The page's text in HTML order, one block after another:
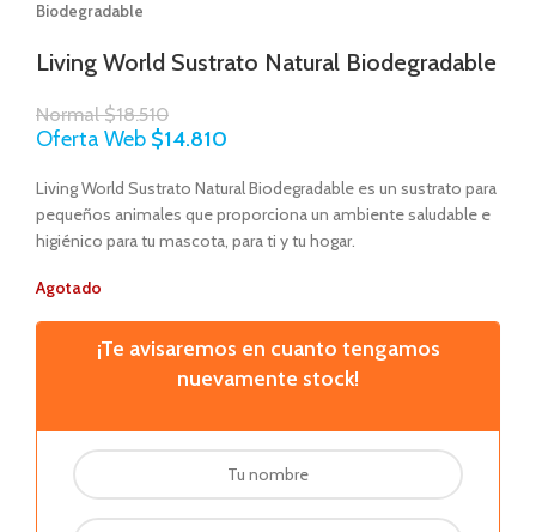
Biodegradable
Living World Sustrato Natural Biodegradable
Normal$18.510
Oferta Web $14.810
Living World Sustrato Natural Biodegradable es un sustrato para
pequeños animales que proporciona un ambiente saludable e
higiénico para tu mascota, para ti y tu hogar.
Agotado
¡Te avisaremos en cuanto tengamos
nuevamente stock!